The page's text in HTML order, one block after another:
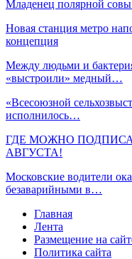
Младенец полярной совы
Новая станция метро
концепция
Между людьми и
«выстроили» медный…
«Всесоюзной
исполнилось…
ГДЕ МОЖНО
АВГУСТА!
Московские водители
безаварийными в…
Главная
Лента
Размещение на
Политика сайта